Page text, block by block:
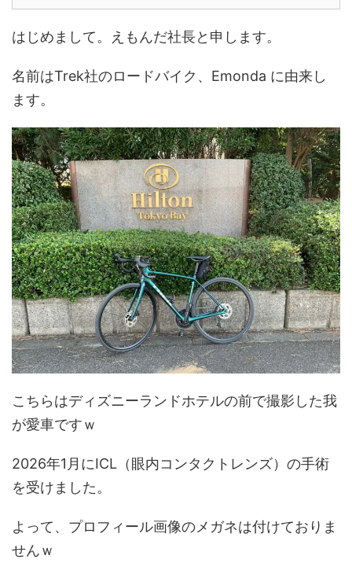
はじめまして。えもんだ社長と申します。
名前はTrek社のロードバイク、Emonda に由来し
ます。
こちらはディズニーランドホテルの前で撮影した我
が愛車ですｗ
2026年1月にICL（眼内コンタクトレンズ）の手術
を受けました。
よって、プロフィール画像のメガネは付けておりま
せんｗ